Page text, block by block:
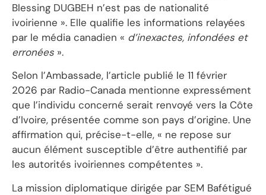
Blessing DUGBEH n’est pas de nationalité
ivoirienne ». Elle qualifie les informations relayées
par le média canadien « d’inexactes, infondées et
erronées ».
Selon l’Ambassade, l’article publié le 11 février
2026 par Radio-Canada mentionne expressément
que l’individu concerné serait renvoyé vers la Côte
d’Ivoire, présentée comme son pays d’origine. Une
affirmation qui, précise-t-elle, « ne repose sur
aucun élément susceptible d’être authentifié par
les autorités ivoiriennes compétentes ».
La mission diplomatique dirigée par SEM Bafétigué